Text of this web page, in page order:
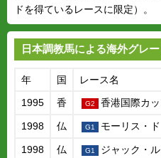
ドを得ているレースに限定）。
日本調教馬による海外グレ
年 国 レース名
1995
香 香港国際カ
1998 仏 モーリス・
1998 仏 ジャック・